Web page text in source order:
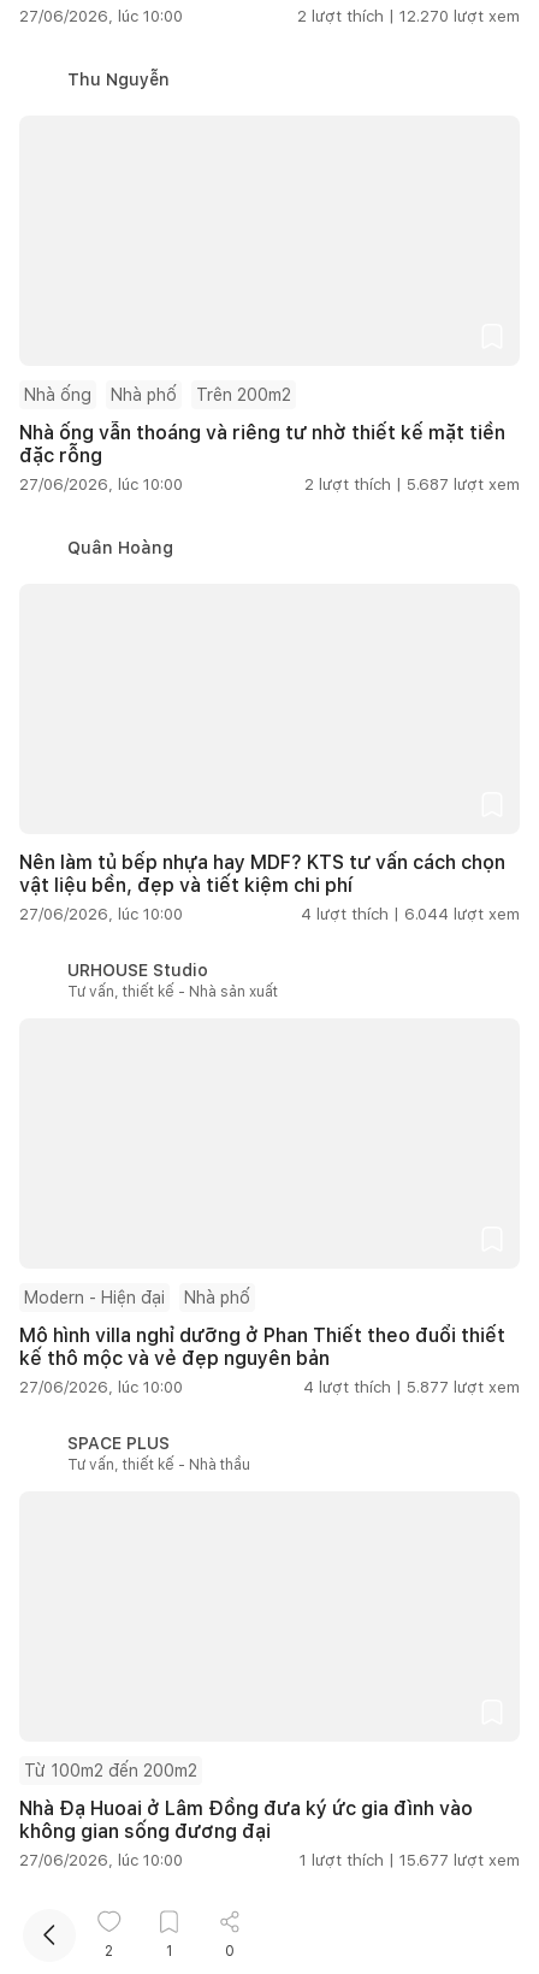
27/06/2026, lúc 10:00 2 lượt thích | 12.270 lượt xem
Thu Nguyễn
Nhà ống Nhà phố Trên 200m2
Nhà ống vẫn thoáng và riêng tư nhờ thiết kế mặt tiền
đặc rỗng
27/06/2026, lúc 10:00 2 lượt thích | 5.687 lượt xem
Quân Hoàng
Nên làm tủ bếp nhựa hay MDF? KTS tư vấn cách chọn
vật liệu bền, đẹp và tiết kiệm chi phí
27/06/2026, lúc 10:00 4 lượt thích | 6.044 lượt xem
URHOUSE Studio
Tư vấn, thiết kế - Nhà sản xuất
Modern - Hiện đại Nhà phố
Mô hình villa nghỉ dưỡng ở Phan Thiết theo đuổi thiết
kế thô mộc và vẻ đẹp nguyên bản
27/06/2026, lúc 10:00 4 lượt thích | 5.877 lượt xem
SPACE PLUS
Tư vấn, thiết kế - Nhà thầu
Từ 100m2 đến 200m2
Nhà Đạ Huoai ở Lâm Đồng đưa ký ức gia đình vào
không gian sống đương đại
27/06/2026, lúc 10:00 1 lượt thích | 15.677 lượt xem
Kho ảnh
2 1 0